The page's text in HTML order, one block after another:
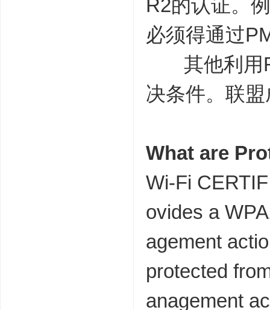
R2的认证。
必须得通过
其他利用
决条件。联
What are
Wi-Fi
ovides a
agement
protected
anagement